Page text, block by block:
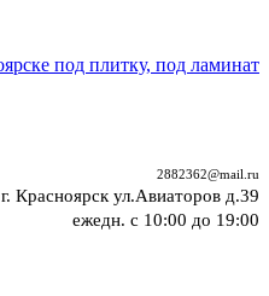
2882362@mail.ru
г. Красноярск ул.Авиаторов д.39
ежедн. с 10:00 до 19:00